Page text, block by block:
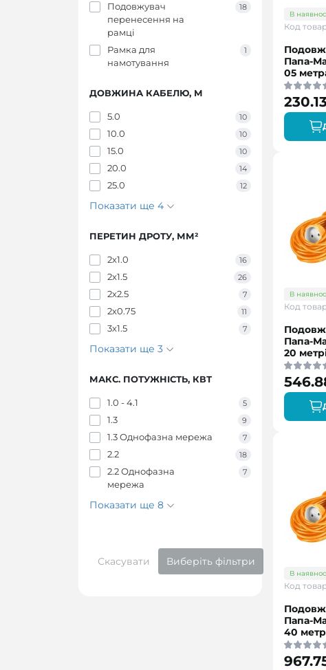
Подовжувач
перенесення на
рамці
18
Рамка для
намотування
1
ДОВЖИНА КАБЕЛЮ, М
5.0 10
10.0 10
15.0 10
20.0 14
25.0 12
Показати ще 4
ПЕРЕТИН ДРОТУ, ММ²
2х1.0 16
2х1.5 26
2х2.5 7
2х0.75 11
3х1.5 7
Показати ще 3
МАКС. ПОТУЖНІСТЬ, КВТ
1.0 - 4.1 5
1.3 9
1.3 Однофазна мережа 7
2.2 18
2.2 Однофазна
мережа
7
Показати ще 8
Скасувати Виберіть фільтри
В
Код
Папа-
05
В
Код
Папа-
20
В
Код
Папа-
40